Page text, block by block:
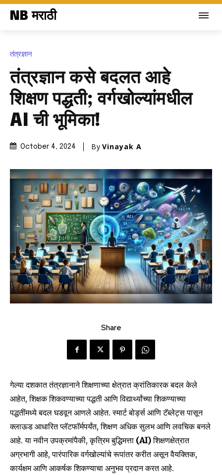
NB मराठी
तंत्रज्ञान
तंत्रज्ञान कसे बदलत आहे
शिक्षण पद्धती; वर्गखोल्यांमधील
AI ची भूमिका!
October 4, 2024 By Vinayak A
Share
गेल्या दशकात तंत्रज्ञानाने शिक्षणाच्या क्षेत्रात क्रांतिकारक बदल केले
आहेत, शिक्षक शिकवण्याच्या पद्धती आणि विद्यार्थ्यांच्या शिकण्याच्या
पद्धतींमध्ये बदल घडवून आणले आहेत. स्मार्ट बोर्ड्स आणि टॅब्लेट्स पासून
क्लाऊड आधारित प्लॅटफॉर्मपर्यंत, शिक्षण अधिक सुलभ आणि लवचिक बनले
आहे. या नवीन उपक्रमांपैकी, कृत्रिम बुद्धिमत्ता (AI)शिक्षणक्षेत्रात
अग्रभागी आहे, पारंपारिक वर्गखोल्यांचे रूपांतर करीत असून वैयक्तिक,
कार्यक्षम आणि आकर्षक शिकण्याचा अनुभव प्रदान करत आहे.